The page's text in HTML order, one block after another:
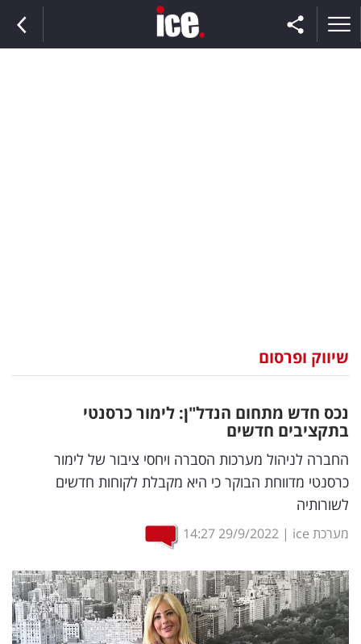
וצרכנות
דיגיטל
וטק
שיווק
ופרסום
מדדים
ומחקרים
שיווק ופרסום
נכס חדש מתחום הנדל"ן: לימור כרסנטי
בתקציבים חדשים
החברה לניהול מערכות הסברה ויחסי ציבור של לימור
כרסנטי מדווחת הבוקר כי היא מקבלת לקוחות חדשים
לשורותיה
מערכת ice |
29/9/2022
14:27